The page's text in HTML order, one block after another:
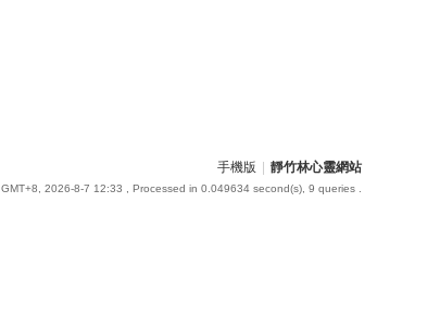
手機版 靜竹林心靈網站
GMT+8, 2026-8-7 12:33 , Processed in 0.049634 second(s), 9 queries .